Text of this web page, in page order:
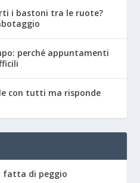
i bastoni tra le ruote?
perché appuntamenti
con tutti ma risponde
fatta di peggio